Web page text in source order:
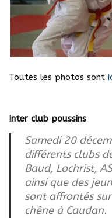
Toutes les photos sont
Inter club poussins
Samedi 20
différents clubs
Baud, Lochrist,
ainsi que des
sont affrontés
chêne à Caudan.